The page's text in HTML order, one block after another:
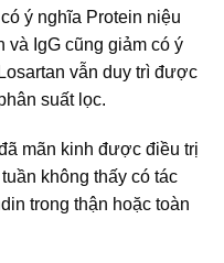
ý nghĩa Protein niệu
và IgG cũng giảm có ý
vẫn duy trì được
suất lọc.
mãn kinh được điều trị
không thấy có tác
trong thận hoặc toàn